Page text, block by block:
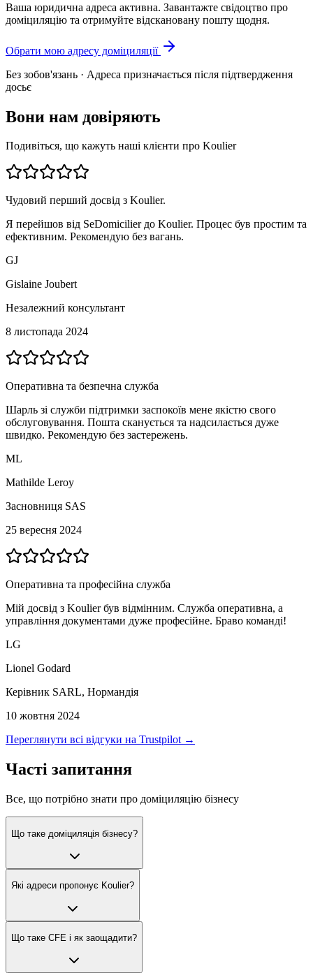
Ваша юридична адреса активна. Завантажте свідоцтво про
доміциляцію та отримуйте відскановану пошту щодня.
Обрати мою адресу доміциляції
Без зобов'язань · Адреса призначається після підтвердження
досьє
Вони нам довіряють
Подивіться, що кажуть наші клієнти про Koulier
Чудовий перший досвід з Koulier.
Я перейшов від SeDomicilier до Koulier. Процес був простим та
ефективним. Рекомендую без вагань.
GJ
Gislaine Joubert
Незалежний консультант
8 листопада 2024
Оперативна та безпечна служба
Шарль зі служби підтримки заспокоїв мене якістю свого
обслуговування. Пошта сканується та надсилається дуже
швидко. Рекомендую без застережень.
ML
Mathilde Leroy
Засновниця SAS
25 вересня 2024
Оперативна та професійна служба
Мій досвід з Koulier був відмінним. Служба оперативна, а
управління документами дуже професійне. Браво команді!
LG
Lionel Godard
Керівник SARL, Нормандія
10 жовтня 2024
Переглянути всі відгуки на Trustpilot →
Часті запитання
Все, що потрібно знати про доміциляцію бізнесу
Що таке доміциляція бізнесу?
Які адреси пропонує Koulier?
Що таке CFE і як заощадити?